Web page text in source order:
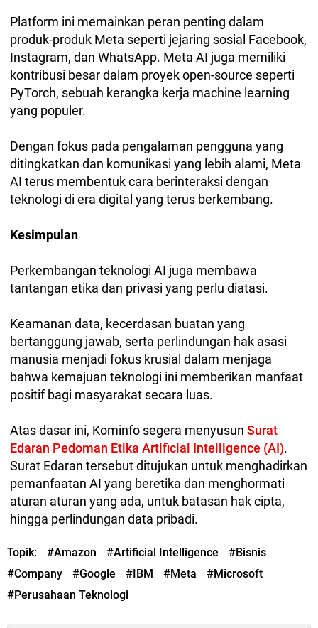
Platform ini memainkan peran penting dalam
produk-produk Meta seperti jejaring sosial Facebook,
Instagram, dan WhatsApp. Meta AI juga memiliki
kontribusi besar dalam proyek open-source seperti
PyTorch, sebuah kerangka kerja machine learning
yang populer.
Dengan fokus pada pengalaman pengguna yang
ditingkatkan dan komunikasi yang lebih alami, Meta
AI terus membentuk cara berinteraksi dengan
teknologi di era digital yang terus berkembang.
Kesimpulan
Perkembangan teknologi AI juga membawa
tantangan etika dan privasi yang perlu diatasi.
Keamanan data, kecerdasan buatan yang
bertanggung jawab, serta perlindungan hak asasi
manusia menjadi fokus krusial dalam menjaga
bahwa kemajuan teknologi ini memberikan manfaat
positif bagi masyarakat secara luas.
Atas dasar ini, Kominfo segera menyusun Surat
Edaran Pedoman Etika Artificial Intelligence (AI).
Surat Edaran tersebut ditujukan untuk menghadirkan
pemanfaatan AI yang beretika dan menghormati
aturan aturan yang ada, untuk batasan hak cipta,
hingga perlindungan data pribadi.
Topik: #Amazon #Artificial Intelligence
#Bisnis
#Company
#Google #IBM #Meta
#Microsoft
#Perusahaan Teknologi